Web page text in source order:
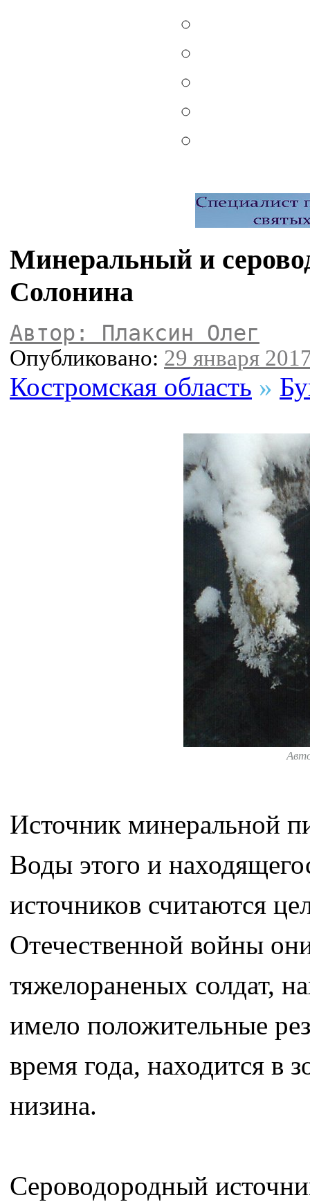
Минеральный и
Солонина
Автор: Плаксин Олег
Опубликовано: 29 января
Костромская область »
Источник минеральной
Воды этого и
источников считаются
Отечественной войны
тяжелораненых солдат,
имело положительные
время года, находится в
низина.
Сероводородный